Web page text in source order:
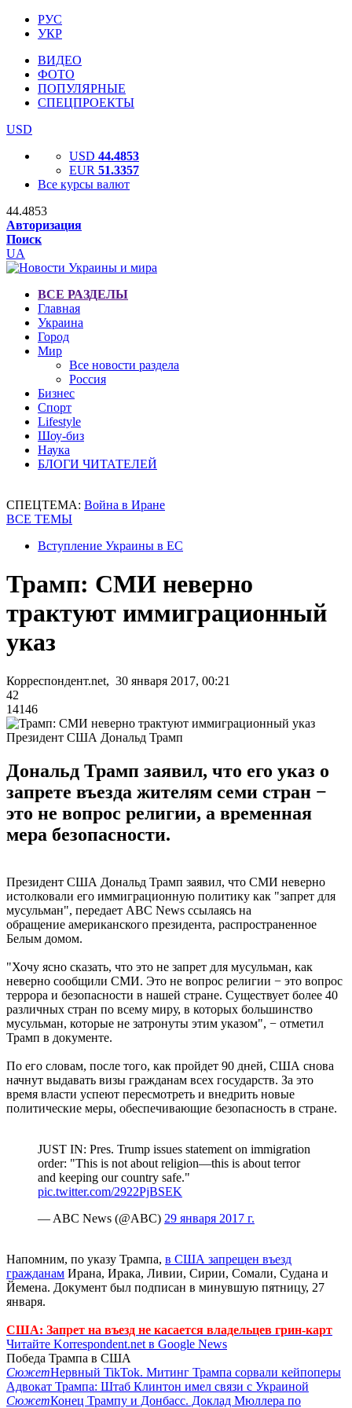
РУС
УКР
ВИДЕО
ФОТО
ПОПУЛЯРНЫЕ
СПЕЦПРОЕКТЫ
USD
USD 44.4853
EUR 51.3357
Все курсы валют
44.4853
Авторизация
Поиск
UA
ВСЕ РАЗДЕЛЫ
Главная
Украина
Город
Мир
Все новости раздела
Россия
Бизнес
Спорт
Lifestyle
Шоу-биз
Наука
БЛОГИ ЧИТАТЕЛЕЙ
СПЕЦТЕМА: Война в Иране
ВСЕ ТЕМЫ
Вступление Украины в ЕС
Трамп: СМИ неверно
трактуют иммиграционный
указ
Корреспондент.net, 30 января 2017, 00:21
42
14146
Президент США Дональд Трамп
Дональд Трамп заявил, что его указ о
запрете въезда жителям семи стран −
это не вопрос религии, а временная
мера безопасности.
Президент США Дональд Трамп заявил, что СМИ неверно
истолковали его иммиграционную политику как "запрет для
мусульман", передает ABC News ссылаясь на
обращение американского президента, распространенное
Белым домом.
"Хочу ясно сказать, что это не запрет для мусульман, как
неверно сообщили СМИ. Это не вопрос религии − это вопрос
террора и безопасности в нашей стране. Существует более 40
различных стран по всему миру, в которых большинство
мусульман, которые не затронуты этим указом", − отметил
Трамп в документе.
По его словам, после того, как пройдет 90 дней, США снова
начнут выдавать визы гражданам всех государств. За это
время власти успеют пересмотреть и внедрить новые
политические меры, обеспечивающие безопасность в стране.
JUST IN: Pres. Trump issues statement on immigration
order: "This is not about religion—this is about terror
and keeping our country safe."
pic.twitter.com/2922PjBSEK
— ABC News (@ABC) 29 января 2017 г.
Напомним, по указу Трампа, в США запрещен въезд
гражданам Ирана, Ирака, Ливии, Сирии, Сомали, Судана и
Йемена. Документ был подписан в минувшую пятницу, 27
января.
США: Запрет на въезд не касается владельцев грин-карт
Читайте Korrespondent.net в Google News
Победа Трампа в США
СюжетНервный TikTok. Митинг Трампа сорвали кейпоперы
Адвокат Трампа: Штаб Клинтон имел связи с Украиной
СюжетКонец Трампу и Донбасс. Доклад Мюллера по